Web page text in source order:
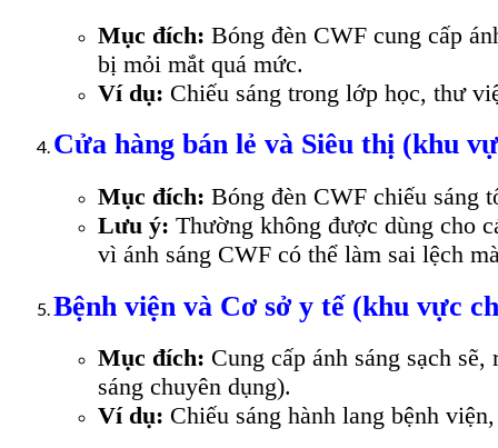
Mục đích: Bóng đèn CWF cung cấp
bị mỏi mắt quá mức.
Ví dụ: Chiếu sáng trong lớp học, thư
Cửa hàng bán lẻ và Siêu thị (khu
Mục đích: Bóng đèn CWF chiếu sáng
Lưu ý: Thường không được dùng cho
vì ánh sáng CWF có thể làm sai lệch
Bệnh viện và Cơ sở y tế (khu vực
Mục đích: Cung cấp ánh sáng sạch
sáng chuyên dụng).
Ví dụ: Chiếu sáng hành lang bệnh